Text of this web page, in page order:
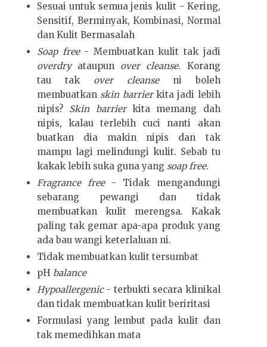
Sesuai untuk semua jenis kulit - Kering,
Sensitif, Berminyak, Kombinasi, Normal
dan Kulit Bermasalah
Soap free- Membuatkan kulit tak jadi
overdryataupun over cleanse. Korang
tau tak over cleanseni boleh
membuatkan skin barrierkita jadi lebih
nipis? Skin barrierkita memang dah
nipis, kalau terlebih cuci nanti akan
buatkan dia makin nipis dan tak
mampu lagi melindungi kulit. Sebab tu
kakak lebih suka guna yang soap free.
Fragrance free- Tidak mengandungi
sebarang pewangi dan tidak
membuatkan kulit merengsa. Kakak
paling tak gemar apa-apa produk yang
ada bau wangi keterlaluan ni.
Tidak membuatkan kulit tersumbat
pH balance
Hypoallergenic- terbukti secara klinikal
dan tidak membuatkan kulit beriritasi
Formulasi yang lembut pada kulit dan
tak memedihkan mata